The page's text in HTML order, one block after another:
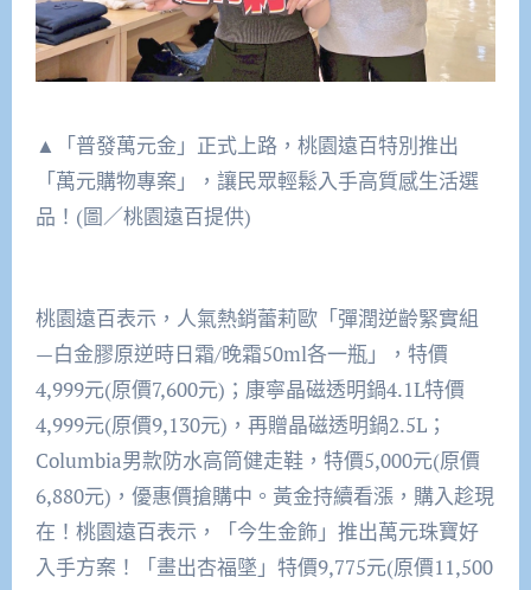
▲「普發萬元金」正式上路，桃園遠百特別推出
「萬元購物專案」，讓民眾輕鬆入手高質感生活選
品！(圖／桃園遠百提供)
桃園遠百表示，人氣熱銷蕾莉歐「彈潤逆齡緊實組
—白金膠原逆時日霜/晚霜50ml各一瓶」，特價
4,999元(原價7,600元)；康寧晶磁透明鍋4.1L特價
4,999元(原價9,130元)，再贈晶磁透明鍋2.5L；
Columbia男款防水高筒健走鞋，特價5,000元(原價
6,880元)，優惠價搶購中。黃金持續看漲，購入趁現
在！桃園遠百表示，「今生金飾」推出萬元珠寶好
入手方案！「畫出杏福墜」特價9,775元(原價11,500